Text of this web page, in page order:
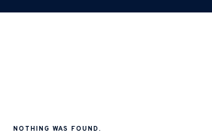
NOTHING WAS FOUND.